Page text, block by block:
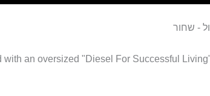
- שחור
an oversized "Diesel For Successful